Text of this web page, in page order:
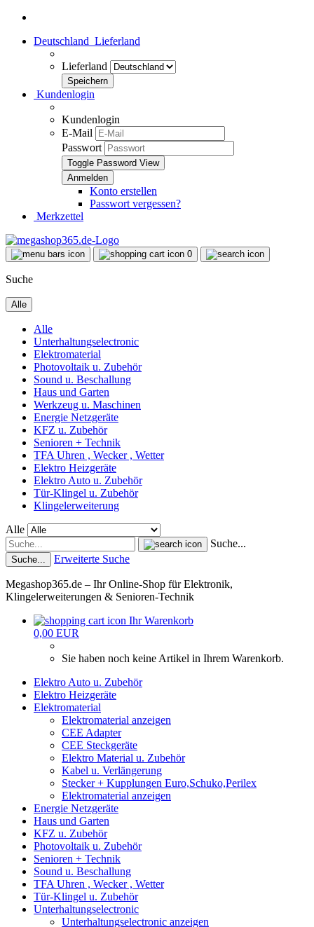
Deutschland Lieferland
Lieferland
Kundenlogin
Kundenlogin
E-Mail
Passwort
Toggle Password View
Konto erstellen
Passwort vergessen?
Merkzettel
0
Suche
Alle
Alle
Unterhaltungselectronic
Elektromaterial
Photovoltaik u. Zubehör
Sound u. Beschallung
Haus und Garten
Werkzeug u. Maschinen
Energie Netzgeräte
KFZ u. Zubehör
Senioren + Technik
TFA Uhren , Wecker , Wetter
Elektro Heizgeräte
Elektro Auto u. Zubehör
Tür-Klingel u. Zubehör
Klingelerweiterung
Alle
Suche...
Suche... Erweiterte Suche
Megashop365.de – Ihr Online-Shop für Elektronik,
Klingelerweiterungen & Senioren-Technik
Ihr Warenkorb
0,00 EUR
Sie haben noch keine Artikel in Ihrem Warenkorb.
Elektro Auto u. Zubehör
Elektro Heizgeräte
Elektromaterial
Elektromaterial anzeigen
CEE Adapter
CEE Steckgeräte
Elektro Material u. Zubehör
Kabel u. Verlängerung
Stecker + Kupplungen Euro,Schuko,Perilex
Elektromaterial anzeigen
Energie Netzgeräte
Haus und Garten
KFZ u. Zubehör
Photovoltaik u. Zubehör
Senioren + Technik
Sound u. Beschallung
TFA Uhren , Wecker , Wetter
Tür-Klingel u. Zubehör
Unterhaltungselectronic
Unterhaltungselectronic anzeigen